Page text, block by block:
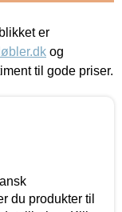
er
og
til gode priser.
du produkter til